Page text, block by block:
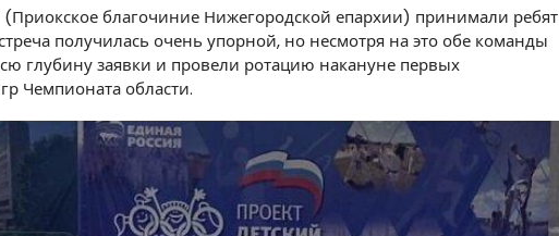
(Приокское благочиние Нижегородской епархии) принимали ребят
получилась очень упорной, но несмотря на это обе команды
глубину заявки и провели ротацию накануне первых
Чемпионата области.